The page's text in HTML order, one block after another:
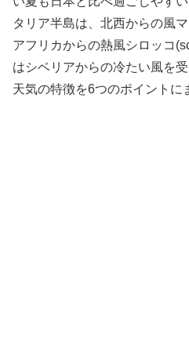
タリア半島は、 北西からの風
アフリカからの熱風シロッコ
はシベリアからの冷たい風を
天気の特徴を6つのポイントに